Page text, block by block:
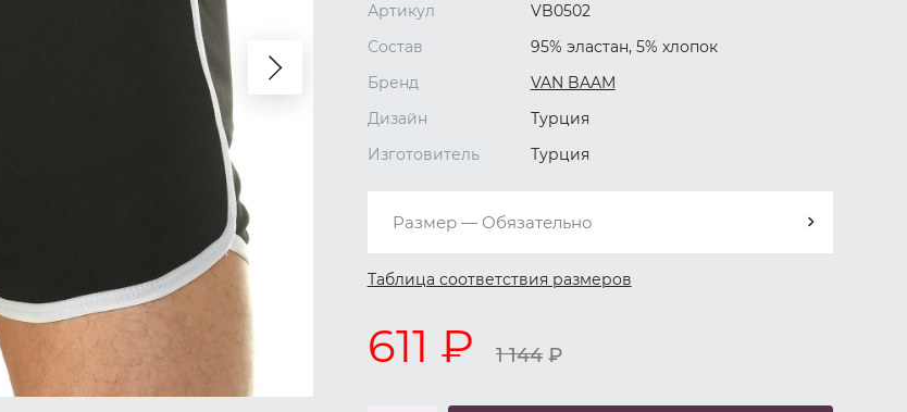
Артикул
VB0502
Состав
95% эластан, 5% хлопок
Бренд
VAN BAAM
Дизайн
Турция
Изготовитель
Турция
Размер — Обязательно
Таблица соответствия размеров
611 ₽ 1 144₽